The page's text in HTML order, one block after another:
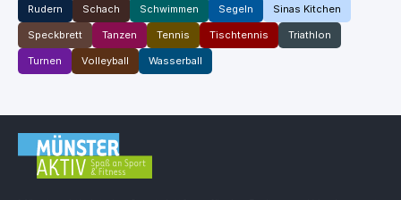
Rudern Schach Schwimmen Segeln Sinas Kitchen
Speckbrett Tanzen Tennis Tischtennis Triathlon
Turnen Volleyball Wasserball